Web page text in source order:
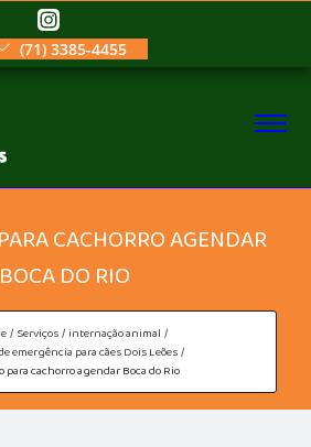
(71) 3385-4455
CACHORRO AGENDAR
BOCA DO RIO
Serviços
internação animal
emergência para cães Dois Leões
para cachorro agendar Boca do Rio